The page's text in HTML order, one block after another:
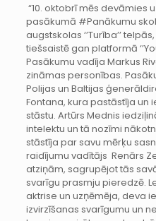
“10. oktobrī mēs devāmies
pasākumā #Panākumu
augstskolas ‘’Turība’’
tiešsaistē gan platformā
Pasākumu vadīja Markus
zināmas personības.
Polijas un Baltijas
Fontana, kura pastāstīja un
stāstu. Artūrs Mednis
intelektu un tā nozīmi
stāstīja par savu mērķu
raidījumu vadītājs Renārs
atziņām, sagrupējot tās
svarīgu prasmju pieredzē.
aktrise un uzņēmēja, deva
izvirzīšanas svarīgumu un